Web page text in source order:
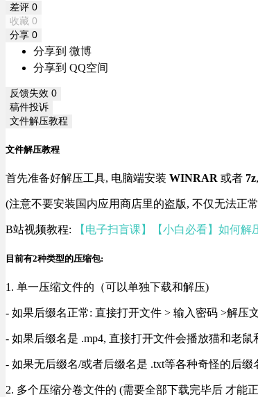
差评 0
收藏 0
分享 0
分享到 微博
分享到 QQ空间
反馈失效 0
稿件投诉
文件解压教程
文件解压教程
首先准备好解压工具, 电脑端安装 WINRAR 或者 7z
(注意不要安装国内应用商店里的盗版, 不仅无法正
B站视频教程: 【电子扫盲课】【小白必看】如何解
目前有2种类型的压缩包:
1. 单一压缩文件的（可以单独下载和解压)
- 如果后缀名正常: 直接打开文件 > 输入密码 >解压
- 如果后缀名是 .mp4, 直接打开文件会播放猫和老
- 如果无后缀名/或者后缀名是 .txt等各种奇怪的后
2. 多个压缩分卷文件的 (需要全部下载完毕后 才能